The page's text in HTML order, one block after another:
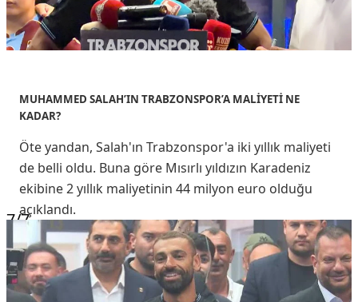
MUHAMMED SALAH’IN TRABZONSPOR’A MALİYETİ NE
KADAR?
Öte yandan, Salah'ın Trabzonspor'a iki yıllık maliyeti
de belli oldu. Buna göre Mısırlı yıldızın Karadeniz
ekibine 2 yıllık maliyetinin 44 milyon euro olduğu
açıklandı.
7/7